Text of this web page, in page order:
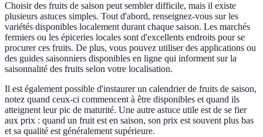
Choisir des fruits de saison peut sembler difficile, mais il existe
plusieurs astuces simples. Tout d'abord, renseignez-vous sur les
variétés disponibles localement durant chaque saison. Les marchés
fermiers ou les épiceries locales sont d'excellents endroits pour se
procurer ces fruits. De plus, vous pouvez utiliser des applications ou
des guides saisonniers disponibles en ligne qui informent sur la
saisonnalité des fruits selon votre localisation.
Il est également possible d'instaurer un calendrier de fruits de saison,
notez quand ceux-ci commencent à être disponibles et quand ils
atteignent leur pic de maturité. Une autre astuce utile est de se fier
aux prix : quand un fruit est en saison, son prix est souvent plus bas
et sa qualité est généralement supérieure.